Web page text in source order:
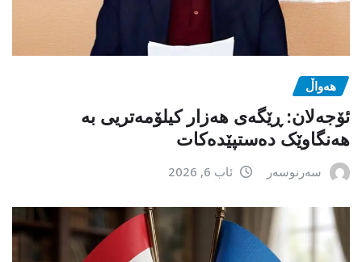
هەواڵ
ئۆجەلان: ڕێگەی هەزار کیلۆمەتریی بە
هەنگاوێک دەستپێدەکات
سەرنوسەر ئاب 6, 2026